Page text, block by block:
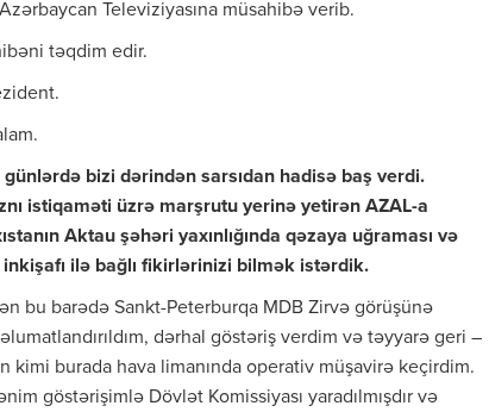
Televiziyasına müsahibə verib.
təqdim edir.
bizi dərindən sarsıdan hadisə baş verdi.
istiqaməti üzrə marşrutu yerinə yetirən AZAL-a
Aktau şəhəri yaxınlığında qəzaya uğraması və
ilə bağlı fikirlərinizi bilmək istərdik.
bu barədə Sankt-Peterburqa MDB Zirvə görüşünə
dərhal göstəriş verdim və təyyarə geri –
kimi burada hava limanında operativ müşavirə keçirdim.
göstərişimlə Dövlət Komissiyası yaradılmışdır və